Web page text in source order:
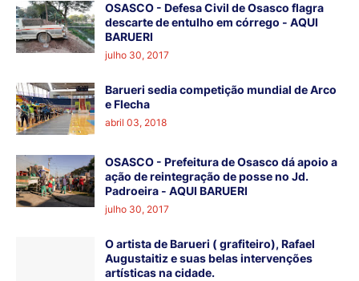
OSASCO - Defesa Civil de Osasco flagra
descarte de entulho em córrego - AQUI
BARUERI
julho 30, 2017
Barueri sedia competição mundial de Arco
e Flecha
abril 03, 2018
OSASCO - Prefeitura de Osasco dá apoio a
ação de reintegração de posse no Jd.
Padroeira - AQUI BARUERI
julho 30, 2017
O artista de Barueri ( grafiteiro), Rafael
Augustaitiz e suas belas intervenções
artísticas na cidade.